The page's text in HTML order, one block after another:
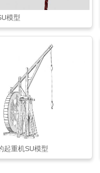
模型
起重机SU模型